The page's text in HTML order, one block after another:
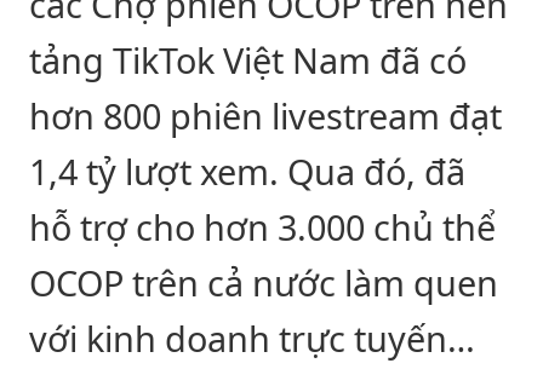
tảng TikTok Việt Nam đã có
hơn 800 phiên livestream đạt
1,4 tỷ lượt xem. Qua đó, đã
hỗ trợ cho hơn 3.000 chủ thể
OCOP trên cả nước làm quen
với kinh doanh trực tuyến…